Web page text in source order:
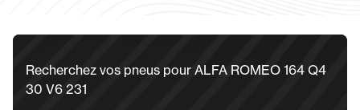
Recherchez vos pneus pour ALFA ROMEO 164 Q4
30 V6 231